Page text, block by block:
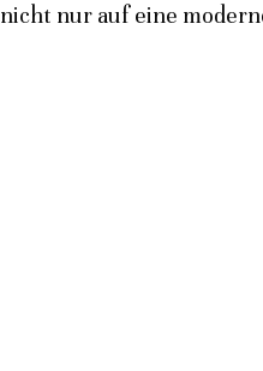
nur auf eine